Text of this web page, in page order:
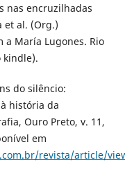
nas encruzilhadas
et al. (Org.)
a María Lugones. Rio
kindle).
do silêncio:
história da
Ouro Preto, v. 11,
em
revista/article/